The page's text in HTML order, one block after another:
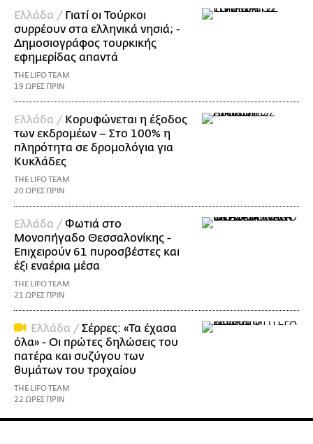
Ελλάδα / Γιατί οι Τούρκοι
συρρέουν στα ελληνικά νησιά; -
Δημοσιογράφος τουρκικής
εφημερίδας απαντά
THE LIFO TEAM
19 ΩΡΕΣ ΠΡΙΝ
Ελλάδα / Κορυφώνεται η έξοδος
των εκδρομέων – Στο 100% η
πληρότητα σε δρομολόγια για
Κυκλάδες
THE LIFO TEAM
20 ΩΡΕΣ ΠΡΙΝ
Ελλάδα /Φωτιά στο
Μονοπήγαδο Θεσσαλονίκης -
Επιχειρούν 61 πυροσβέστες και
έξι εναέρια μέσα
THE LIFO TEAM
21 ΩΡΕΣ ΠΡΙΝ
Ελλάδα /Σέρρες: «Τα έχασα
όλα» - Οι πρώτες δηλώσεις του
πατέρα και συζύγου των
θυμάτων του τροχαίου
THE LIFO TEAM
22 ΩΡΕΣ ΠΡΙΝ